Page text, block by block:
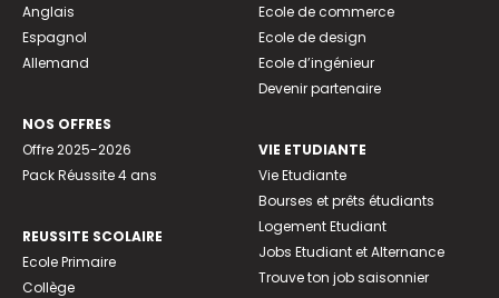
Anglais
Espagnol
Allemand
NOS OFFRES
Offre 2025-2026
Pack Réussite 4 ans
REUSSITE SCOLAIRE
Ecole Primaire
Collège
Ecole de commerce
Ecole de design
Ecole d’ingénieur
Devenir partenaire
VIE ETUDIANTE
Vie Etudiante
Bourses et prêts étudiants
Logement Etudiant
Jobs Etudiant et Alternance
Trouve ton job saisonnier